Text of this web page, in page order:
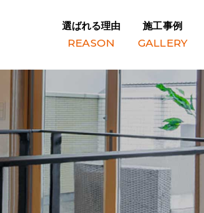
選ばれる理由
REASON
施工事例
GALLERY